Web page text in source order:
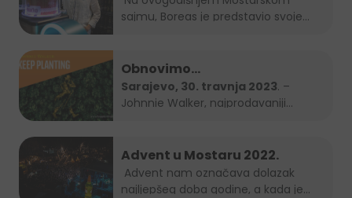
sajmu, Boreas je predstavio svoje
Obnovimo
bosanskohercegovačke šume
zajedno – Keep Planting
Sarajevo, 30. travnja 2023. –
Johnnie Walker, najprodavaniji
Advent u Mostaru 2022.
najljepšeg doba godine, a kada je